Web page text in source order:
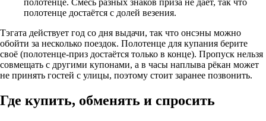
полотенце. Смесь разных знаков приза не даёт, так что
полотенце достаётся с долей везения.
Тэгата действует год со дня выдачи, так что онсэны можно
обойти за несколько поездок. Полотенце для купания берите
своё (полотенце-приз достаётся только в конце). Пропуск нельзя
совмещать с другими купонами, а в часы наплыва рёкан может
не принять гостей с улицы, поэтому стоит заранее позвонить.
Где купить, обменять и спросить